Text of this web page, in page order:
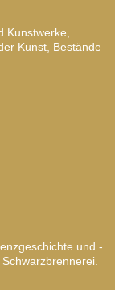
Kunstwerke,
Kunst, Bestände
und -